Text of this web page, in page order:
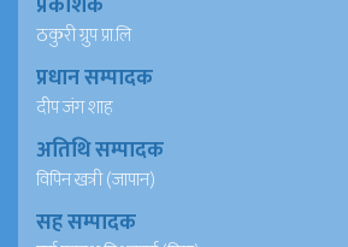
ठकुरी ग्रुप प्रा.लि
प्रधान सम्पादक
दीप जंग शाह
अतिथि सम्पादक
विपिन खत्री (जापान)
सह सम्पादक